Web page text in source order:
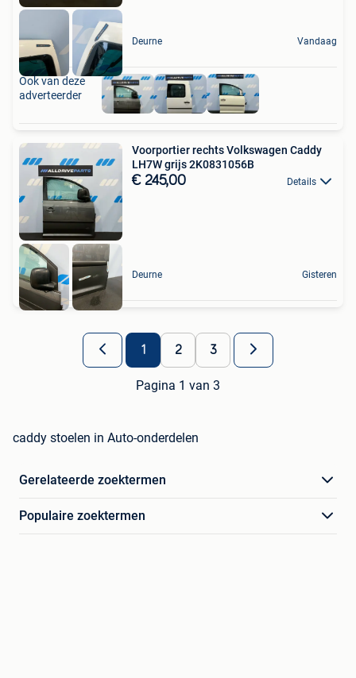
Deurne Vandaag
Ook van deze
adverteerder
Voorportier rechts Volkswagen Caddy
LH7W grijs 2K0831056B
€ 245,00 Details
Deurne Gisteren
1 2 3
Pagina 1 van 3
caddy stoelen in Auto-onderdelen
Gerelateerde zoektermen
Populaire zoektermen